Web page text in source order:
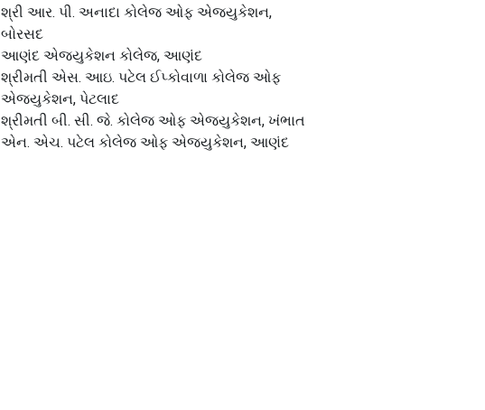
શ્રી આર. પી. અનાદા કોલેજ ઓફ એજ્યુકેશન,
બોરસદ
આણંદ એજ્યુકેશન કોલેજ, આણંદ
શ્રીમતી એસ. આઇ. પટેલ ઈપ્કોવાળા કોલેજ ઓફ
એજ્યુકેશન, પેટલાદ
શ્રીમતી બી. સી. જે. કોલેજ ઓફ એજ્યુકેશન, ખંભાત
એન. એચ. પટેલ કોલેજ ઓફ એજ્યુકેશન, આણંદ